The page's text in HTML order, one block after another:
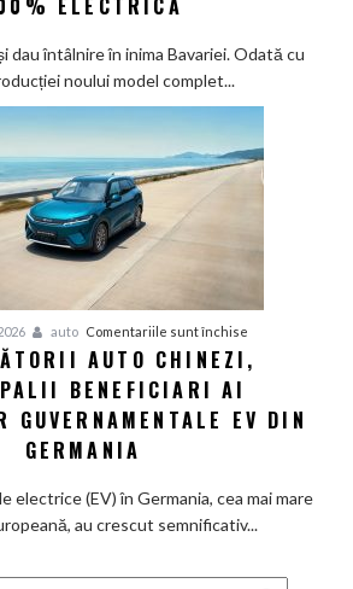
Cea
BMW
renunță
și
100%
ELECTRICĂ
dau întâlnire în inima Bavariei. Odată cu
noului model complet...
auto Comentariile sunt închise
chinezi,
AUTO CHINEZI,
BENEFICIARI AI
GUVERNAMENTALE EV DIN
GERMANIA
electrice (EV) în Germania, cea mai mare
au crescut semnificativ...